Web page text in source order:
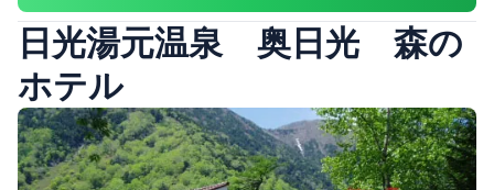
日光湯元温泉 奥日光 森の
ホテル